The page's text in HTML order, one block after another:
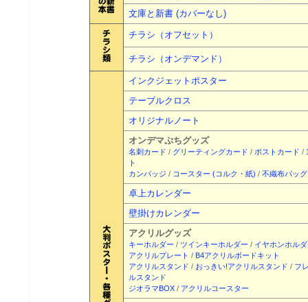
文庫と新書 (カバーなし)
チラシ（オフセット）
チラシ（オンデマンド）
インクジェットポスター
テーブルクロス
オリジナルノート
オンデマぷちグッズ
名刺カード / グリーティングカード / ポストカード /
ト
カンバッジ / コースター (コルク・紙) / 不織布バッグ
卓上カレンダー
壁掛けカレンダー
アクリルグッズ
キーホルダー / ツインキーホルダー / イヤホンホル
アクリルプレート / B4アクリルボードキット
アクリルスタンド / おっきい!アクリルスタンド / フ
ルスタンド
ジオラマBOX/ アクリルコースター